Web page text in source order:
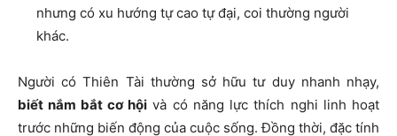
nhưng có xu hướng tự cao tự đại, coi thường người
khác.
Người có Thiên Tài thường sở hữu tư duy nhanh nhạy,
biết nắm bắt cơ hội và có năng lực thích nghi linh hoạt
trước những biến động của cuộc sống. Đồng thời, đặc tính